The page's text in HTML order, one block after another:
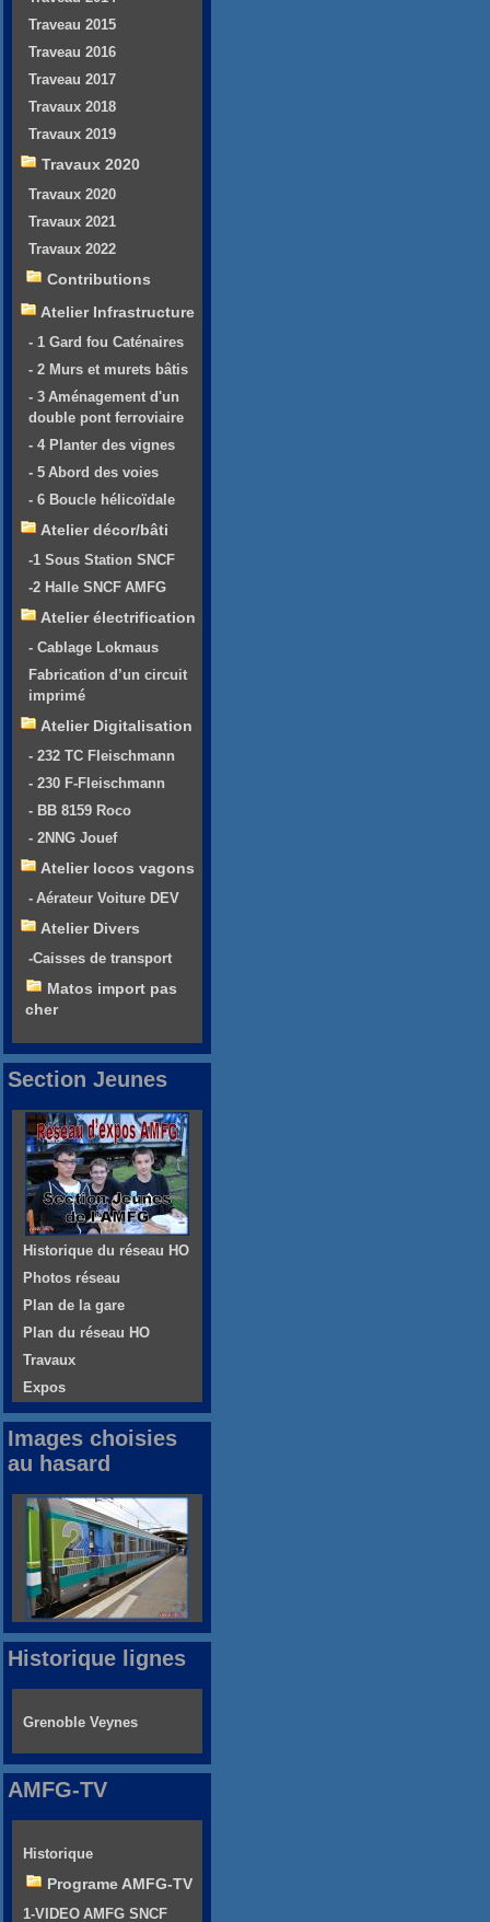
Traveau 2015
Traveau 2016
Traveau 2017
Travaux 2018
Travaux 2019
Travaux 2020
Travaux 2020
Travaux 2021
Travaux 2022
Contributions
Atelier Infrastructure
- 1 Gard fou Caténaires
- 2 Murs et murets bâtis
- 3 Aménagement d'un
double pont ferroviaire
- 4 Planter des vignes
- 5 Abord des voies
- 6 Boucle hélicoïdale
Atelier décor/bâti
-1 Sous Station SNCF
-2 Halle SNCF AMFG
Atelier électrification
- Cablage Lokmaus
Fabrication d’un circuit
imprimé
Atelier Digitalisation
- 232 TC Fleischmann
- 230 F-Fleischmann
- BB 8159 Roco
- 2NNG Jouef
Atelier locos vagons
- Aérateur Voiture DEV
Atelier Divers
-Caisses de transport
Matos import pas
cher
Section Jeunes
Historique du réseau HO
Photos réseau
Plan de la gare
Plan du réseau HO
Travaux
Expos
Images choisies
au hasard
Historique lignes
Grenoble Veynes
AMFG-TV
Historique
Programe AMFG-TV
1-VIDEO AMFG SNCF